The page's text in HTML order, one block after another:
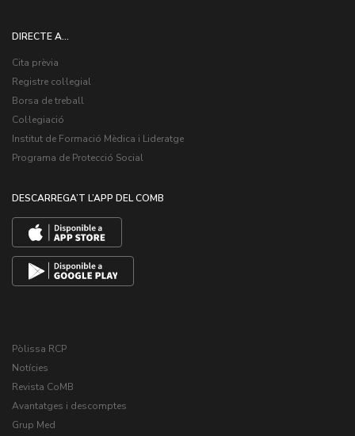
DIRECTE A...
Cita prèvia
Registre col·legial
Borsa de treball
Col·legiació
Institut de Formació Mèdica i Lideratge
Programa de Protecció Social
DESCARREGA’T L’APP DEL COMB
Pòlissa RCP
Notícies
Revista CoMB
Avantatges i descomptes
Grup Med